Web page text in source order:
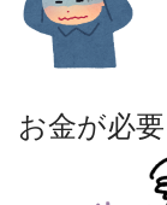
お金が必